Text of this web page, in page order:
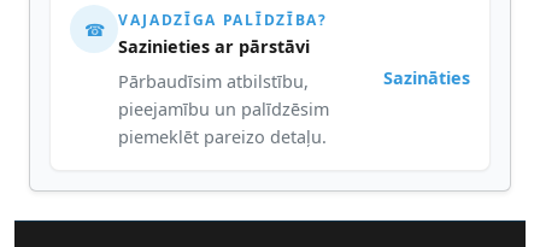
☎ VAJADZĪGA PALĪDZĪBA?
Sazinieties ar pārstāvi
Pārbaudīsim atbilstību,
pieejamību un palīdzēsim
piemeklēt pareizo detaļu.
Sazināties